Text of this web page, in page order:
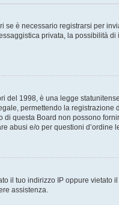
se è necessario registrarsi per
privata, la possibilità
del 1998, è una legge
permettendo la
questa Board non possono
abusi e/o per questioni d’ordine
il tuo indirizzo IP oppure
assistenza.